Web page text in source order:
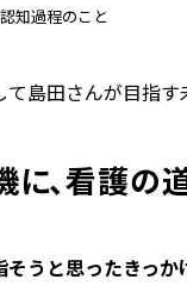
知過程のこと
島田さんが目指
に、看護の
そうと思ったきっ